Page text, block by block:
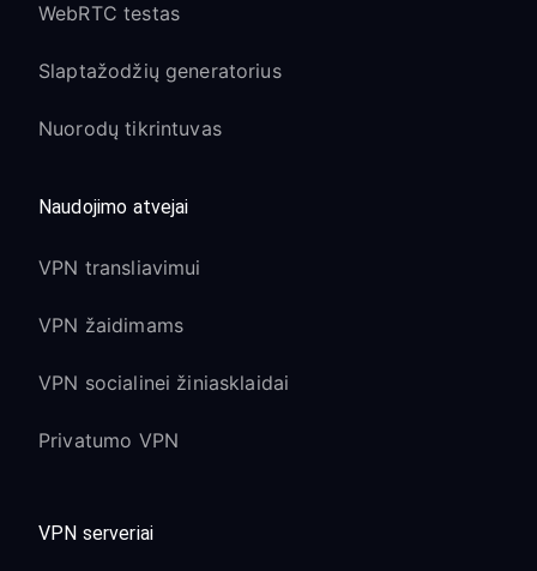
WebRTC testas
Slaptažodžių generatorius
Nuorodų tikrintuvas
Naudojimo atvejai
VPN transliavimui
VPN žaidimams
VPN socialinei žiniasklaidai
Privatumo VPN
VPN serveriai